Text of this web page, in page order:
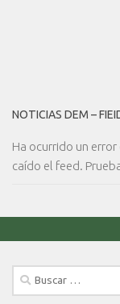
NOTICIAS DEM –
Ha ocurrido un
caído el feed.
Buscar: